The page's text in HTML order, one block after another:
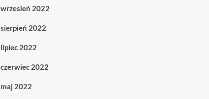
wrzesień 2022
sierpień 2022
lipiec 2022
czerwiec 2022
maj 2022